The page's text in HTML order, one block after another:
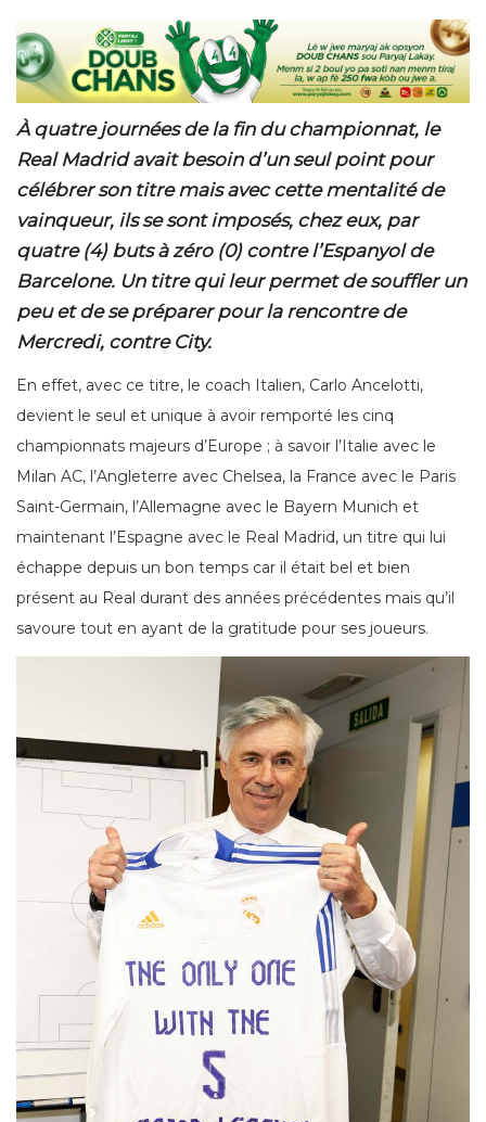
À quatre journées de la fin du championnat, le
Real Madrid avait besoin d’un seul point pour
célébrer son titre mais avec cette mentalité de
vainqueur, ils se sont imposés, chez eux, par
quatre (4) buts à zéro (0) contre l’Espanyol de
Barcelone. Un titre qui leur permet de souffler un
peu et de se préparer pour la rencontre de
Mercredi, contre City.
En effet, avec ce titre, le coach Italien, Carlo Ancelotti,
devient le seul et unique à avoir remporté les cinq
championnats majeurs d’Europe ; à savoir l’Italie avec le
Milan AC, l’Angleterre avec Chelsea, la France avec le Paris
Saint-Germain, l’Allemagne avec le Bayern Munich et
maintenant l’Espagne avec le Real Madrid, un titre qui lui
échappe depuis un bon temps car il était bel et bien
présent au Real durant des années précédentes mais qu’il
savoure tout en ayant de la gratitude pour ses joueurs.